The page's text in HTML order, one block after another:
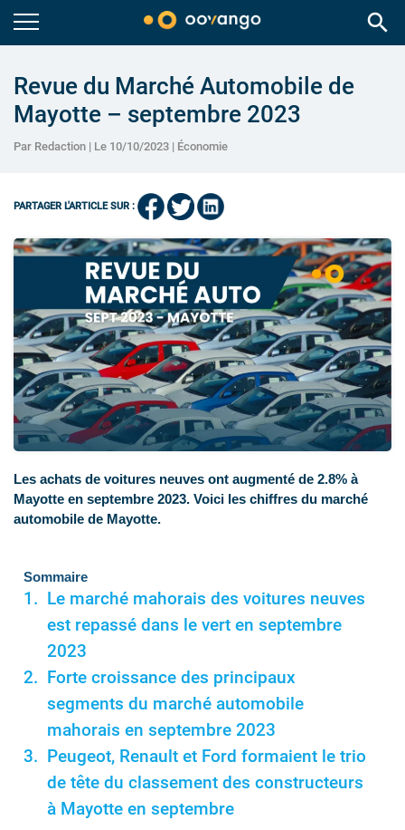
search
Revue du Marché Automobile de
Mayotte – septembre 2023
Par Redaction | Le 10/10/2023 | Économie
PARTAGER L'ARTICLE SUR :
Les achats de voitures neuves ont augmenté de 2.8% à
Mayotte en septembre 2023. Voici les chiffres du marché
automobile de Mayotte.
Sommaire
Le marché mahorais des voitures neuves
est repassé dans le vert en septembre
2023
Forte croissance des principaux
segments du marché automobile
mahorais en septembre 2023
Peugeot, Renault et Ford formaient le trio
de tête du classement des constructeurs
à Mayotte en septembre